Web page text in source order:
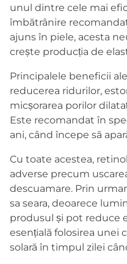
unul dintre cele mai
îmbătrânire
ajuns în piele, acesta
crește producția de
Principalele beneficii
reducerea ridurilor,
micșorarea porilor
Este recomandat în
ani, când începe să
Cu toate acestea,
adverse precum
descuamare. Prin
sa seara, deoarece
produsul și pot reduce
esențială folosirea unei
solară în timpul zilei